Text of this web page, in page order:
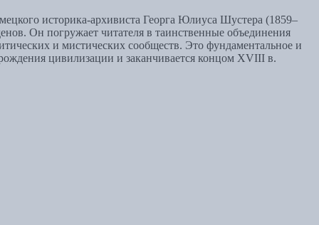
историка-архивиста Георга Юлиуса Шустера (1859–
Он погружает читателя в таинственные объединения
и мистических сообществ. Это фундаментальное и
цивилизации и заканчивается концом XVIII в.